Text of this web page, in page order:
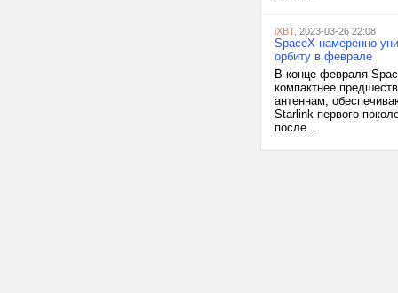
iXBT, 2023-03-26 22:08
SpaceX намеренно
орбиту в феврале
В конце февраля
компактнее
антеннам,
Starlink первого
после...